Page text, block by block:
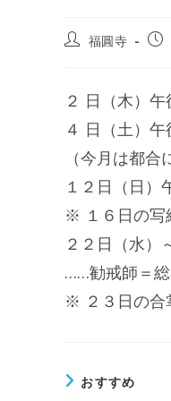
投
福圓寺
投
開
日:
２ 日（木）
４ 日（土）
（今月は都合
１２日（日）
※ １６日の写
２２日（水）
……勧戒師＝総
※ ２３日の合
おすすめ